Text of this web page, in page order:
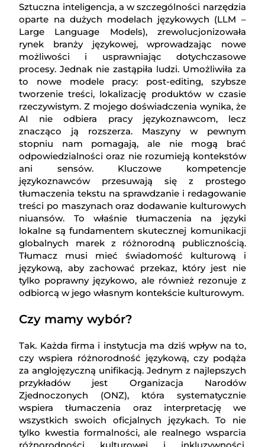
Sztuczna inteligencja, a w szczególności narzędzia
oparte na dużych modelach językowych (LLM –
Large Language Models), zrewolucjonizowała
rynek branży językowej, wprowadzając nowe
możliwości i usprawniając dotychczasowe
procesy. Jednak nie zastąpiła ludzi. Umożliwiła za
to nowe modele pracy: post-editing, szybsze
tworzenie treści, lokalizację produktów w czasie
rzeczywistym. Z mojego doświadczenia wynika, że
AI nie odbiera pracy językoznawcom, lecz
znacząco ją rozszerza. Maszyny w pewnym
stopniu nam pomagają, ale nie mogą brać
odpowiedzialności oraz nie rozumieją kontekstów
ani sensów. Kluczowe kompetencje
językoznawców przesuwają się z prostego
tłumaczenia tekstu na sprawdzanie i redagowanie
treści po maszynach oraz dodawanie kulturowych
niuansów. To właśnie tłumaczenia na języki
lokalne są fundamentem skutecznej komunikacji
globalnych marek z różnorodną publicznością.
Tłumacz musi mieć świadomość kulturową i
językową, aby zachować przekaz, który jest nie
tylko poprawny językowo, ale również rezonuje z
odbiorcą w jego własnym kontekście kulturowym.
Czy mamy wybór?
Tak. Każda firma i instytucja ma dziś wpływ na to,
czy wspiera różnorodność językową, czy podąża
za anglojęzyczną unifikacją. Jednym z najlepszych
przykładów jest Organizacja Narodów
Zjednoczonych (ONZ), która systematycznie
wspiera tłumaczenia oraz interpretację we
wszystkich swoich oficjalnych językach. To nie
tylko kwestia formalności, ale realnego wsparcia
różnorodności kulturowej i inkluzywności.